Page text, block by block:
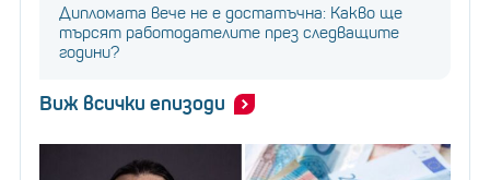
Дипломата вече не е достатъчна: Какво ще
търсят работодателите през следващите
години?
Виж всички епизоди